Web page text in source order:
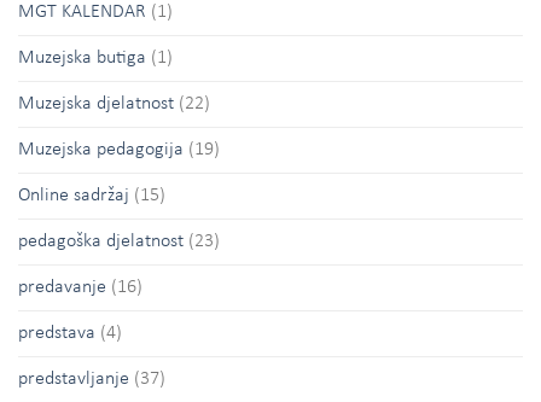
MGT KALENDAR (1)
Muzejska butiga (1)
Muzejska djelatnost (22)
Muzejska pedagogija (19)
Online sadržaj (15)
pedagoška djelatnost (23)
predavanje (16)
predstava (4)
predstavljanje (37)